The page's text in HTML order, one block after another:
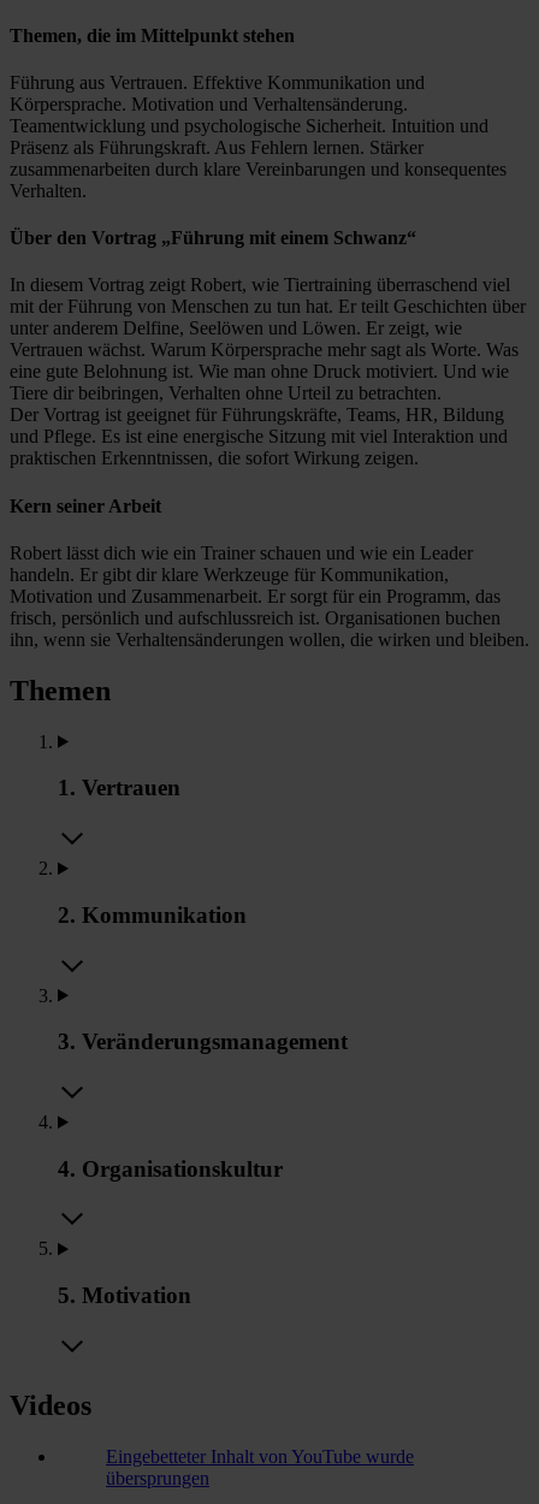
Themen, die im Mittelpunkt stehen
Führung aus Vertrauen. Effektive Kommunikation und
Körpersprache. Motivation und Verhaltensänderung.
Teamentwicklung und psychologische Sicherheit. Intuition und
Präsenz als Führungskraft. Aus Fehlern lernen. Stärker
zusammenarbeiten durch klare Vereinbarungen und konsequentes
Verhalten.
Über den Vortrag „Führung mit einem Schwanz“
In diesem Vortrag zeigt Robert, wie Tiertraining überraschend viel
mit der Führung von Menschen zu tun hat. Er teilt Geschichten über
unter anderem Delfine, Seelöwen und Löwen. Er zeigt, wie
Vertrauen wächst. Warum Körpersprache mehr sagt als Worte. Was
eine gute Belohnung ist. Wie man ohne Druck motiviert. Und wie
Tiere dir beibringen, Verhalten ohne Urteil zu betrachten.
Der Vortrag ist geeignet für Führungskräfte, Teams, HR, Bildung
und Pflege. Es ist eine energische Sitzung mit viel Interaktion und
praktischen Erkenntnissen, die sofort Wirkung zeigen.
Kern seiner Arbeit
Robert lässt dich wie ein Trainer schauen und wie ein Leader
handeln. Er gibt dir klare Werkzeuge für Kommunikation,
Motivation und Zusammenarbeit. Er sorgt für ein Programm, das
frisch, persönlich und aufschlussreich ist. Organisationen buchen
ihn, wenn sie Verhaltensänderungen wollen, die wirken und bleiben.
Themen
1. Vertrauen
2. Kommunikation
3. Veränderungsmanagement
4. Organisationskultur
5. Motivation
Videos
Eingebetteter Inhalt von YouTube wurde
übersprungen